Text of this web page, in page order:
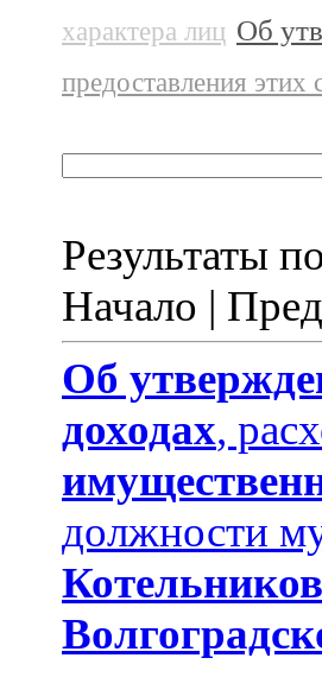
характера лиц Об
предоставления
Результаты
Начало |
Об
доходах,
должности